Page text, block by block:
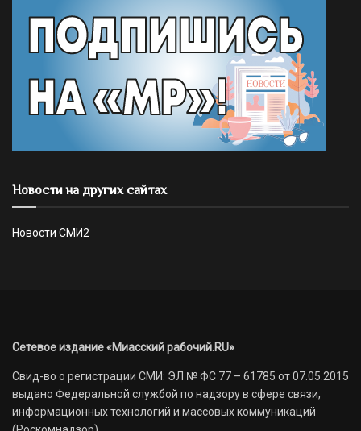
Новости на других сайтах
Новости СМИ2
Сетевое издание «Миасский рабочий.RU»
Свид-во о регистрации СМИ: ЭЛ № ФС 77 – 61785 от 07.05.2015
выдано Федеральной службой по надзору в сфере связи,
информационных технологий и массовых коммуникаций